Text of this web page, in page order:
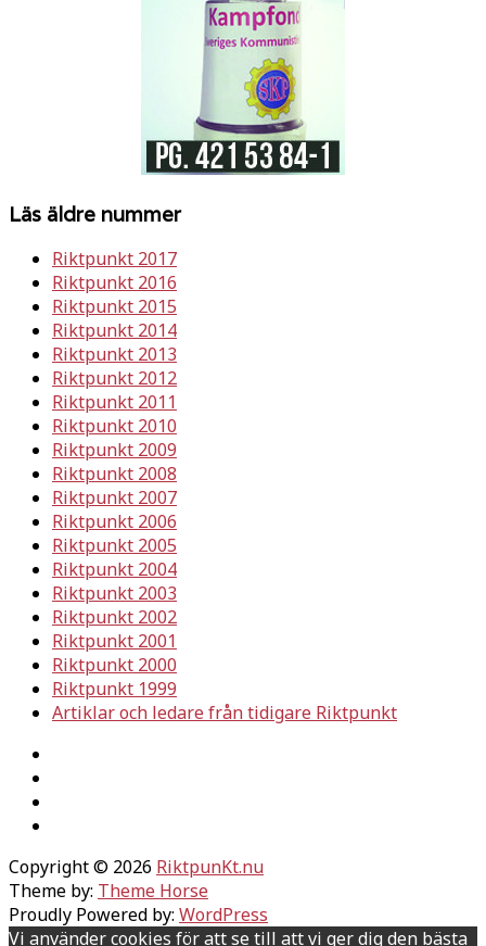
Läs äldre nummer
Riktpunkt 2017
Riktpunkt 2016
Riktpunkt 2015
Riktpunkt 2014
Riktpunkt 2013
Riktpunkt 2012
Riktpunkt 2011
Riktpunkt 2010
Riktpunkt 2009
Riktpunkt 2008
Riktpunkt 2007
Riktpunkt 2006
Riktpunkt 2005
Riktpunkt 2004
Riktpunkt 2003
Riktpunkt 2002
Riktpunkt 2001
Riktpunkt 2000
Riktpunkt 1999
Artiklar och ledare från tidigare Riktpunkt
Copyright © 2026 RiktpunKt.nu
Theme by: Theme Horse
Proudly Powered by: WordPress
Vi använder cookies för att se till att vi ger dig den bästa